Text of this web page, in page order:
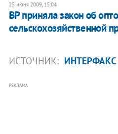
25 июня 2009, 15:04
ВР приняла закон об
сельскохозяйственной
ИСТОЧНИК: ИНТЕРФАКС
РЕКЛАМА